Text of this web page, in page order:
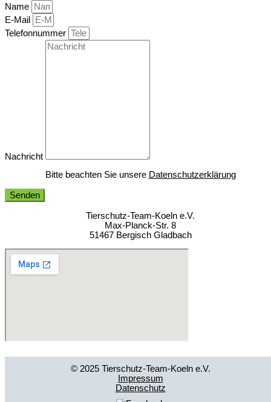
Name
E-Mail
Telefonnummer
Nachricht
Bitte beachten Sie unsere Datenschutzerklärung
Senden
Tierschutz-Team-Koeln e.V.
Max-Planck-Str. 8
51467 Bergisch Gladbach
© 2025 Tierschutz-Team-Koeln e.V.
Impressum
Datenschutz